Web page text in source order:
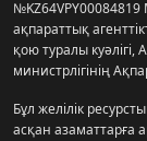
ақпараттық
қою туралы
министрлігінің
Бұл желілік
асқан азаматтарға